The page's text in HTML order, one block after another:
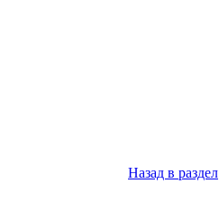
Назад в раздел